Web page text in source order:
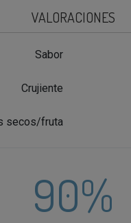
VALORACIONES
Sabor
Crujiente
secos/fruta
90%